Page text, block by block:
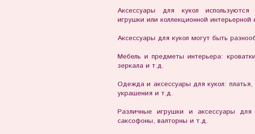
Аксессуары для кукол
игрушки или коллекционной интерьерной
Аксессуары для кукол могут быть
Мебель и предметы интерьера:
зеркала и т.д.
Одежда и аксессуары для кукол:
украшения и т.д.
Различные игрушки и аксессуары
саксофоны, валторны и т.д.